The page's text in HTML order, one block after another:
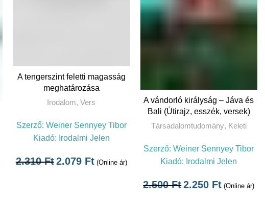
TOVÁBB
A tengerszint feletti magasság
meghatározása
Irodalom,Vers
Szerző: Weiner Sennyey Tibor
Kiadó: Irodalmi Jelen
2.310Ft2.079 Ft (Online ár)
TOVÁBB
A vándorló királyság – Jáva és
Bali (Útirajz, esszék, versek)
Társadalomtudomány, Keleti
Szerző:Weiner Sennyey Tibor
Kiadó: Irodalmi Jelen
2.500Ft2.250 Ft (Online ár)